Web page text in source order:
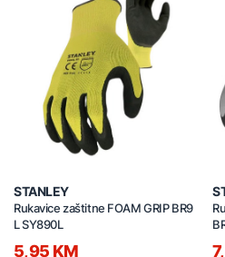
STANLEY
Rukavice zaštitne FOAM GRIP BR9
L SY890L
5,95 KM